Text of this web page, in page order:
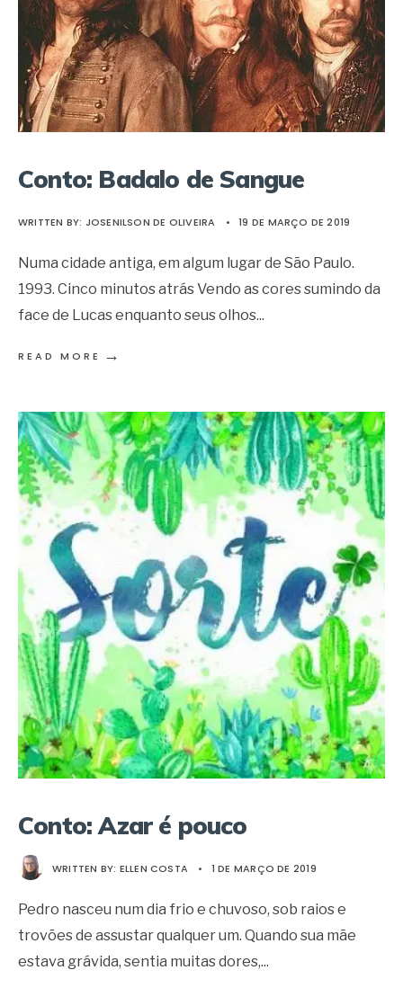
Conto: Badalo de Sangue
WRITTEN BY: JOSENILSON DE OLIVEIRA • 19 DE MARÇO DE 2019
Numa cidade antiga, em algum lugar de São Paulo.
1993. Cinco minutos atrás Vendo as cores sumindo da
face de Lucas enquanto seus olhos...
READ MORE →
Conto: Azar é pouco
WRITTEN BY: ELLEN COSTA • 1 DE MARÇO DE 2019
Pedro nasceu num dia frio e chuvoso, sob raios e
trovões de assustar qualquer um. Quando sua mãe
estava grávida, sentia muitas dores,...